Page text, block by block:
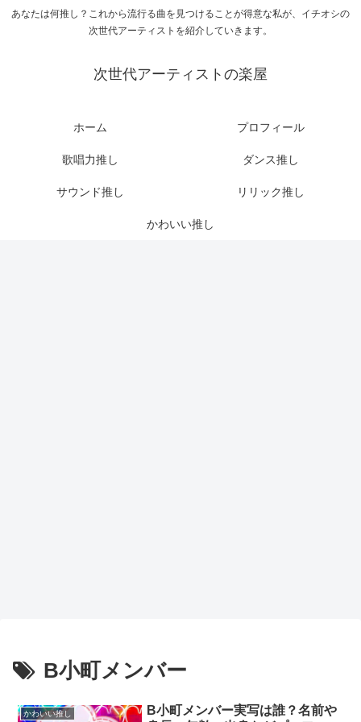
あなたは何推し？これから流行る曲を見つけることが得意な私が、イチオシの
次世代アーティストを紹介していきます。
次世代アーティストの楽屋
ホーム プロフィール
歌唱力推し ダンス推し
サウンド推し リリック推し
かわいい推し
B小町メンバー
かわいい推し
B小町メンバー実写は誰？名前や